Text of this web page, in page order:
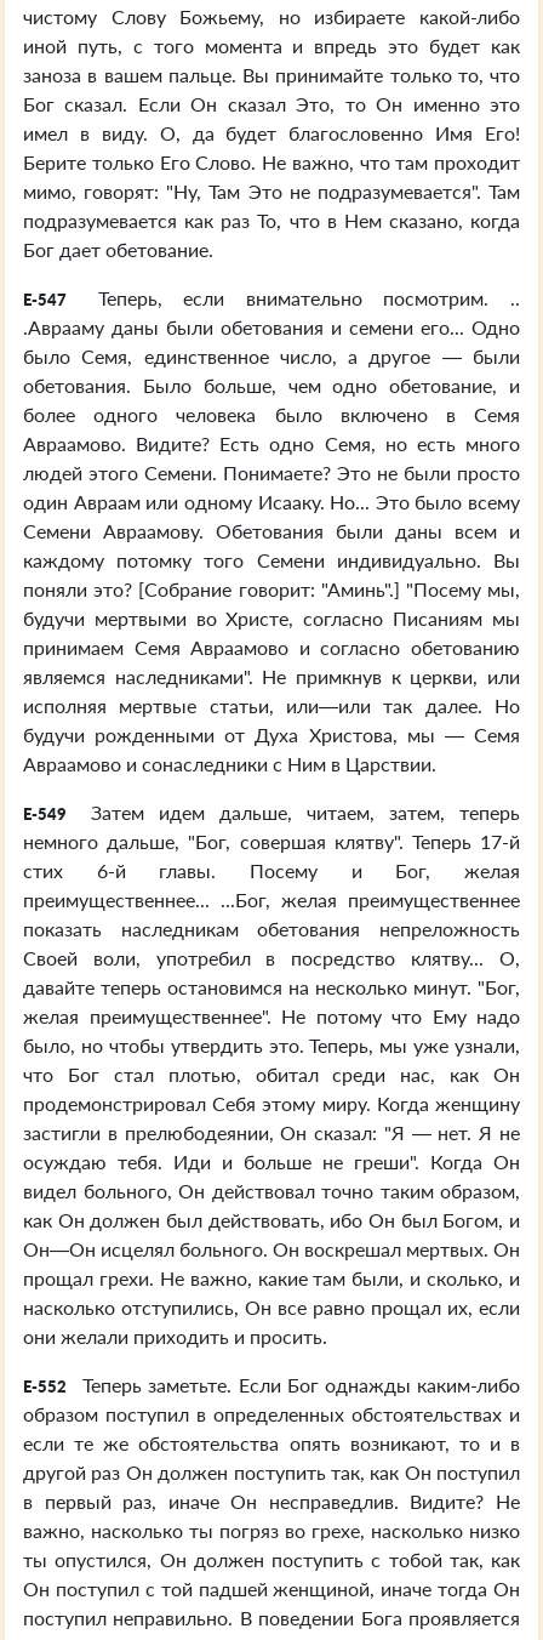
чистому Слову Божьему, но избираете какой-либо
иной путь, с того момента и впредь это будет как
заноза в вашем пальце. Вы принимайте только то, что
Бог сказал. Если Он сказал Это, то Он именно это
имел в виду. О, да будет благословенно Имя Его!
Берите только Его Слово. Не важно, что там проходит
мимо, говорят: "Ну, Там Это не подразумевается". Там
подразумевается как раз То, что в Нем сказано, когда
Бог дает обетование.
E-547
Теперь, если внимательно посмотрим. ..
.Аврааму даны были обетования и семени его... Одно
было Семя, единственное число, а другое — были
обетования. Было больше, чем одно обетование, и
более одного человека было включено в Семя
Авраамово. Видите? Есть одно Семя, но есть много
людей этого Семени. Понимаете? Это не были просто
один Авраам или одному Исааку. Но... Это было всему
Семени Авраамову. Обетования были даны всем и
каждому потомку того Семени индивидуально. Вы
поняли это? [Собрание говорит: "Аминь".] "Посему мы,
будучи мертвыми во Христе, согласно Писаниям мы
принимаем Семя Авраамово и согласно обетованию
являемся наследниками". Не примкнув к церкви, или
исполняя мертвые статьи, или—или так далее. Но
будучи рожденными от Духа Христова, мы — Семя
Авраамово и сонаследники с Ним в Царствии.
E-549
Затем идем дальше, читаем, затем, теперь
немного дальше, "Бог, совершая клятву". Теперь 17-й
стих 6-й главы. Посему и Бог, желая
преимущественнее... ...Бог, желая преимущественнее
показать наследникам обетования непреложность
Своей воли, употребил в посредство клятву... О,
давайте теперь остановимся на несколько минут. "Бог,
желая преимущественнее". Не потому что Ему надо
было, но чтобы утвердить это. Теперь, мы уже узнали,
что Бог стал плотью, обитал среди нас, как Он
продемонстрировал Себя этому миру. Когда женщину
застигли в прелюбодеянии, Он сказал: "Я — нет. Я не
осуждаю тебя. Иди и больше не греши". Когда Он
видел больного, Он действовал точно таким образом,
как Он должен был действовать, ибо Он был Богом, и
Он—Он исцелял больного. Он воскрешал мертвых. Он
прощал грехи. Не важно, какие там были, и сколько, и
насколько отступились, Он все равно прощал их, если
они желали приходить и просить.
E-552
Теперь заметьте. Если Бог однажды каким-либо
образом поступил в определенных обстоятельствах и
если те же обстоятельства опять возникают, то и в
другой раз Он должен поступить так, как Он поступил
в первый раз, иначе Он несправедлив. Видите? Не
важно, насколько ты погряз во грехе, насколько низко
ты опустился, Он должен поступить с тобой так, как
Он поступил с той падшей женщиной, иначе тогда Он
поступил неправильно. В поведении Бога проявляется